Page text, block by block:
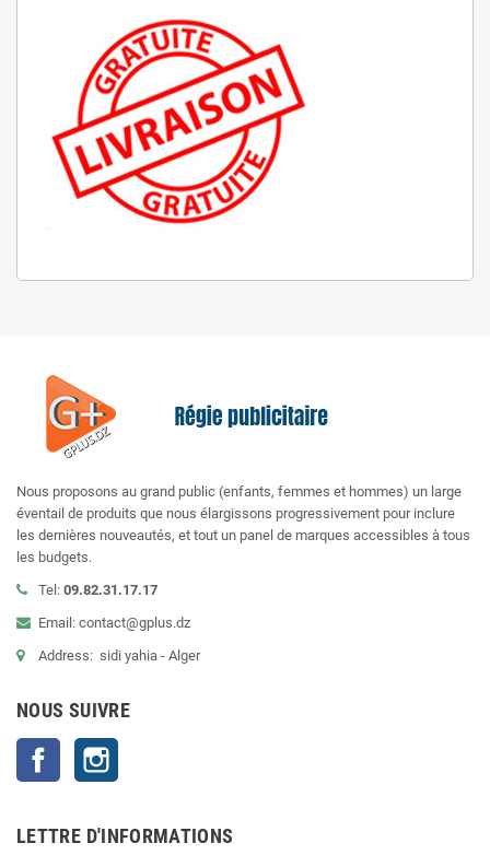
Nous proposons au grand public (enfants, femmes et hommes) un large
éventail de produits que nous élargissons progressivement pour inclure
les dernières nouveautés, et tout un panel de marques accessibles à tous
les budgets.
Tel: 09.82.31.17.17
Email: contact@gplus.dz
Address: sidi yahia - Alger
NOUS SUIVRE
Facebook
LETTRE D'INFORMATIONS